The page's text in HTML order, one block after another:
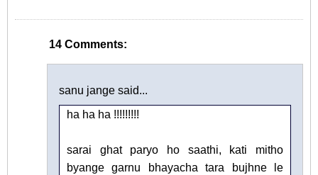
14 Comments:
sanu jange said...
ha ha ha !!!!!!!!!
sarai ghat paryo ho saathi, kati mitho
byange garnu bhayacha tara bujhne le